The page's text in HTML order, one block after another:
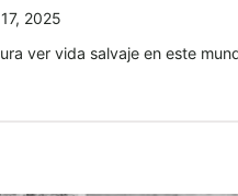
2025
ver vida salvaje en este